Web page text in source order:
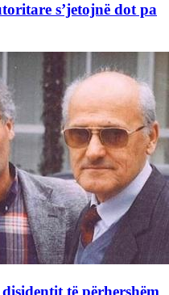
s’jetojnë dot pa
të përhershëm